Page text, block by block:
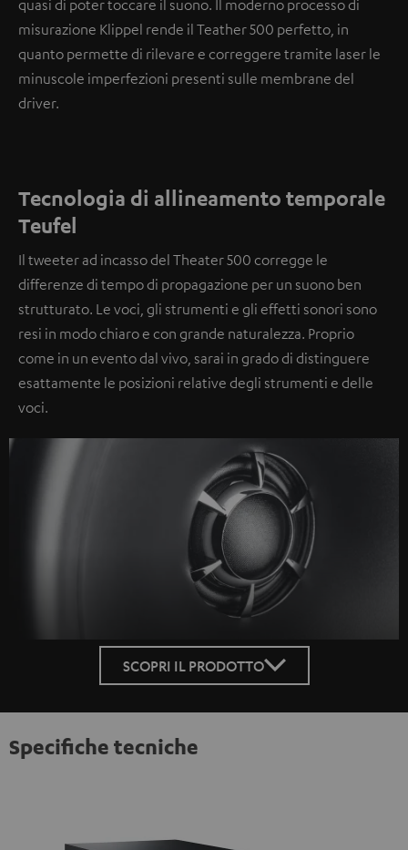
quasi di poter toccare il suono. Il moderno processo di
misurazione Klippel rende il Teather 500 perfetto, in
quanto permette di rilevare e correggere tramite laser le
minuscole imperfezioni presenti sulle membrane del
driver.
Tecnologia di allineamento temporale
Teufel
Il tweeter ad incasso del Theater 500 corregge le
differenze di tempo di propagazione per un suono ben
strutturato. Le voci, gli strumenti e gli effetti sonori sono
resi in modo chiaro e con grande naturalezza. Proprio
come in un evento dal vivo, sarai in grado di distinguere
esattamente le posizioni relative degli strumenti e delle
voci.
SCOPRI IL PRODOTTO
Specifiche tecniche